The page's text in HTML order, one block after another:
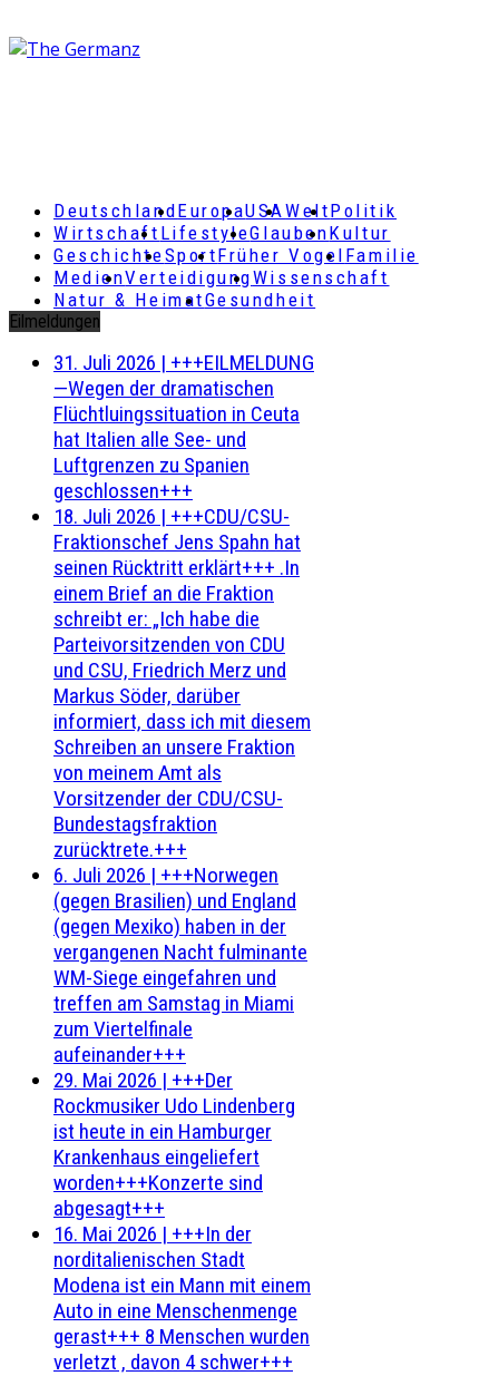
DeutschlandEuropaUSAWeltPolitik
Wirtschaft LifestyleGlaubenKultur
GeschichteSportFrüher Vogel Familie
MedienVerteidigungWissenschaft
Natur & HeimatGesundheit
Eilmeldungen
31. Juli 2026 | +++EILMELDUNG
—Wegen der dramatischen
Flüchtluingssituation in Ceuta
hat Italien alle See- und
Luftgrenzen zu Spanien
geschlossen+++
18. Juli 2026 | +++CDU/CSU-
Fraktionschef Jens Spahn hat
seinen Rücktritt erklärt+++ .In
einem Brief an die Fraktion
schreibt er: „Ich habe die
Parteivorsitzenden von CDU
und CSU, Friedrich Merz und
Markus Söder, darüber
informiert, dass ich mit diesem
Schreiben an unsere Fraktion
von meinem Amt als
Vorsitzender der CDU/CSU-
Bundestagsfraktion
zurücktrete.+++
6. Juli 2026 | +++Norwegen
(gegen Brasilien) und England
(gegen Mexiko) haben in der
vergangenen Nacht fulminante
WM-Siege eingefahren und
treffen am Samstag in Miami
zum Viertelfinale
aufeinander+++
29. Mai 2026 | +++Der
Rockmusiker Udo Lindenberg
ist heute in ein Hamburger
Krankenhaus eingeliefert
worden+++Konzerte sind
abgesagt+++
16. Mai 2026 | +++In der
norditalienischen Stadt
Modena ist ein Mann mit einem
Auto in eine Menschenmenge
gerast+++ 8 Menschen wurden
verletzt , davon 4 schwer+++